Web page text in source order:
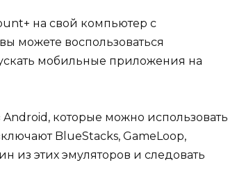
на свой компьютер с
можете воспользоваться
мобильные приложения на
которые можно использовать
BlueStacks, GameLoop,
из этих эмуляторов и следовать